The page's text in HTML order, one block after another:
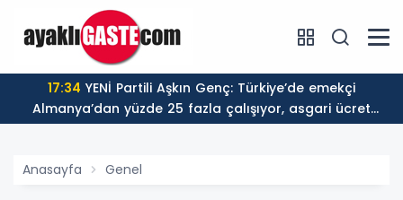
17:34
Almanya’dan yüzde 25 fazla çalışıyor, asgari ücret
ayın 18 gününe yetiyor
Anasayfa Genel